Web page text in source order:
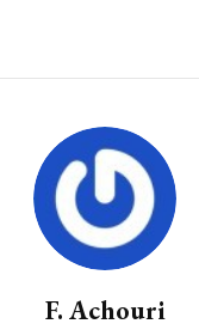
F. Achouri